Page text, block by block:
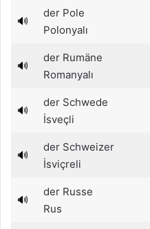
🔊
der Pole
Polonyalı
🔊
der Rumäne
Romanyalı
🔊
der Schwede
İsveçli
🔊
der Schweizer
İsviçreli
🔊
der Russe
Rus